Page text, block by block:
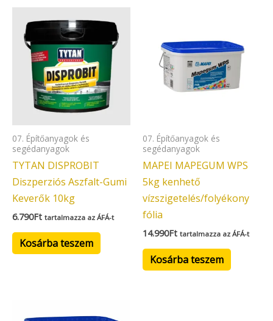
07. Építőanyagok és
segédanyagok
TYTAN DISPROBIT
Diszperziós Aszfalt-Gumi
Keverők 10kg
6.790Ft tartalmazza az ÁFÁ-t
Kosárba teszem
07. Építőanyagok és
segédanyagok
MAPEI MAPEGUM WPS
5kg kenhető
vízszigetelés/folyékony
fólia
14.990Ft tartalmazza az ÁFÁ-t
Kosárba teszem